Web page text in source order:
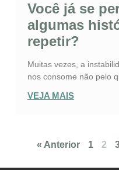
Você já se
algumas
repetir?
Muitas vezes, a
nos consome não pelo
VEJA MAIS
« Anterior 1 2